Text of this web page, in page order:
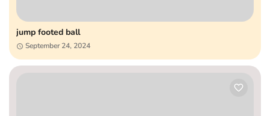
jump footed ball
September 24, 2024